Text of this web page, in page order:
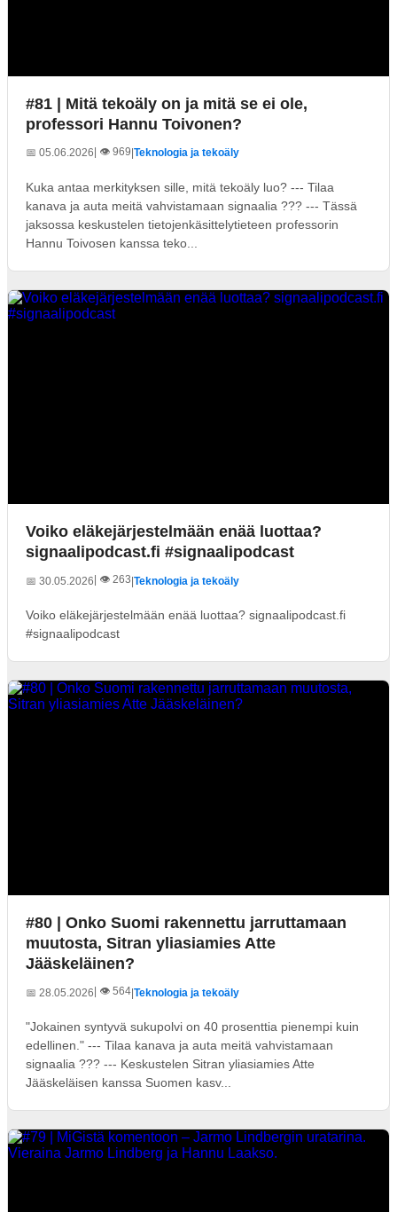
#81 | Mitä tekoäly on ja mitä se ei ole,
professori Hannu Toivonen?
📅 05.06.2026| 👁️ 969 Teknologia ja tekoäly
Kuka antaa merkityksen sille, mitä tekoäly luo? --- Tilaa
kanava ja auta meitä vahvistamaan signaalia ??? --- Tässä
jaksossa keskustelen tietojenkäsittelytieteen professorin
Hannu Toivosen kanssa teko...
Voiko eläkejärjestelmään enää luottaa?
signaalipodcast.fi #signaalipodcast
📅 30.05.2026 | 👁️ 263|Teknologia ja tekoäly
Voiko eläkejärjestelmään enää luottaa? signaalipodcast.fi
#signaalipodcast
#80 | Onko Suomi rakennettu jarruttamaan
muutosta, Sitran yliasiamies Atte
Jääskeläinen?
📅 28.05.2026 | 👁️ 564|Teknologia ja tekoäly
"Jokainen syntyvä sukupolvi on 40 prosenttia pienempi kuin
edellinen." --- Tilaa kanava ja auta meitä vahvistamaan
signaalia ??? --- Keskustelen Sitran yliasiamies Atte
Jääskeläisen kanssa Suomen kasv...